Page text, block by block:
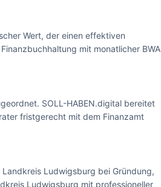
Wert, der einen effektiven
mit monatlicher BWA
SOLL-HABEN.digital bereitet
fristgerecht mit dem Finanzamt
Ludwigsburg bei Gründung,
Ludwigsburg mit professioneller